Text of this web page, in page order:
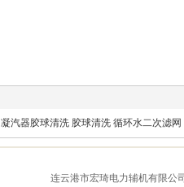
凝汽器胶球清洗 胶球清洗 循环水二次滤网
连云港市宏琦电力辅机有限公